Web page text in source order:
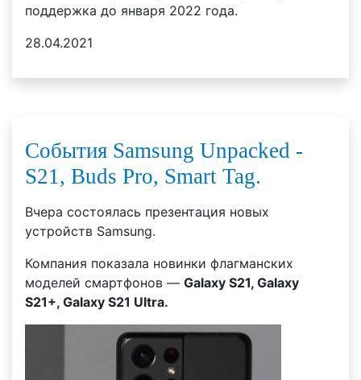
поддержка до января 2022 года.
28.04.2021
События Samsung Unpacked -
S21, Buds Pro, Smart Tag.
Вчера состоялась презентация новых
устройств Samsung.
Компания показала новинки флагманских
моделей смартфонов — Galaxy S21, Galaxy
S21+, Galaxy S21 Ultra.